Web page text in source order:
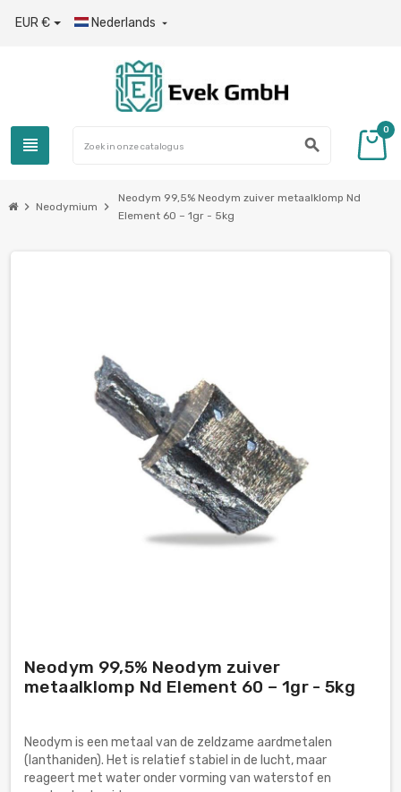
EUR € Nederlands 
view_headline search
0
chevron_right Neodymium chevron_right
Neodym 99,5% Neodym zuiver metaalklomp Nd
Element 60 – 1gr - 5kg
Neodym 99,5% Neodym zuiver
metaalklomp Nd Element 60 – 1gr - 5kg
Neodym is een metaal van de zeldzame aardmetalen
(lanthaniden). Het is relatief stabiel in de lucht, maar
reageert met water onder vorming van waterstof en